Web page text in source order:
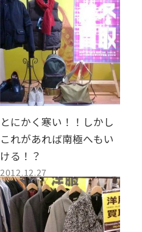
とにかく寒い！！しかし
これがあれば南極へもい
ける！？
2012.12.27